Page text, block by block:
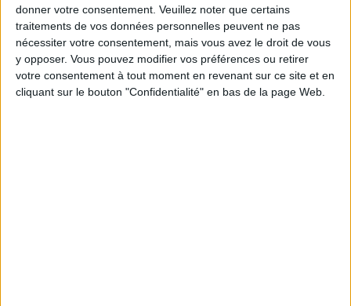
donner votre consentement. Veuillez noter que certains
traitements de vos données personnelles peuvent ne pas
nécessiter votre consentement, mais vous avez le droit de vous
y opposer. Vous pouvez modifier vos préférences ou retirer
votre consentement à tout moment en revenant sur ce site et en
cliquant sur le bouton "Confidentialité" en bas de la page Web.
Peut-on remplacer la viande par des féculents ?
Consultation diététique du 05/08/2026